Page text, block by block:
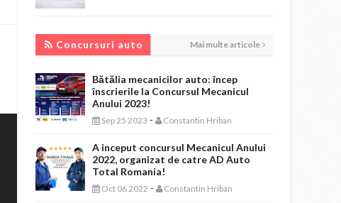
Concursuri auto Mai multe articole
Bătălia mecanicilor auto: încep
înscrierile la Concursul Mecanicul
Anului 2023!
Sep 25 2023 - Constantin Hriban
A inceput concursul Mecanicul Anului
2022, organizat de catre AD Auto
Total Romania!
Oct 06 2022 - Constantin Hriban